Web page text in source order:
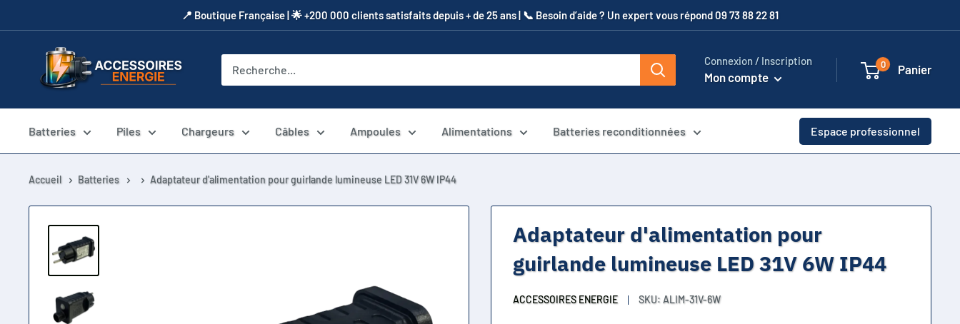
au
​📍​ Boutique Française | 🌟 +200 000 clients satisfaits depuis + de 25 ans | 📞​ Besoin d’aide ? Un expert vous répond 09 73 88 22 81
Accessoires
Energie
Connexion / Inscription
Mon compte
0 Panier
Batteries Piles Chargeurs Câbles Ampoules Alimentations Batteries reconditionnées Espace professionnel
Accueil Batteries Adaptateur d'alimentation pour guirlande lumineuse LED 31V 6W IP44
Adaptateur d'alimentation pour
guirlande lumineuse LED 31V 6W IP44
ACCESSOIRES ENERGIE SKU: ALIM-31V-6W